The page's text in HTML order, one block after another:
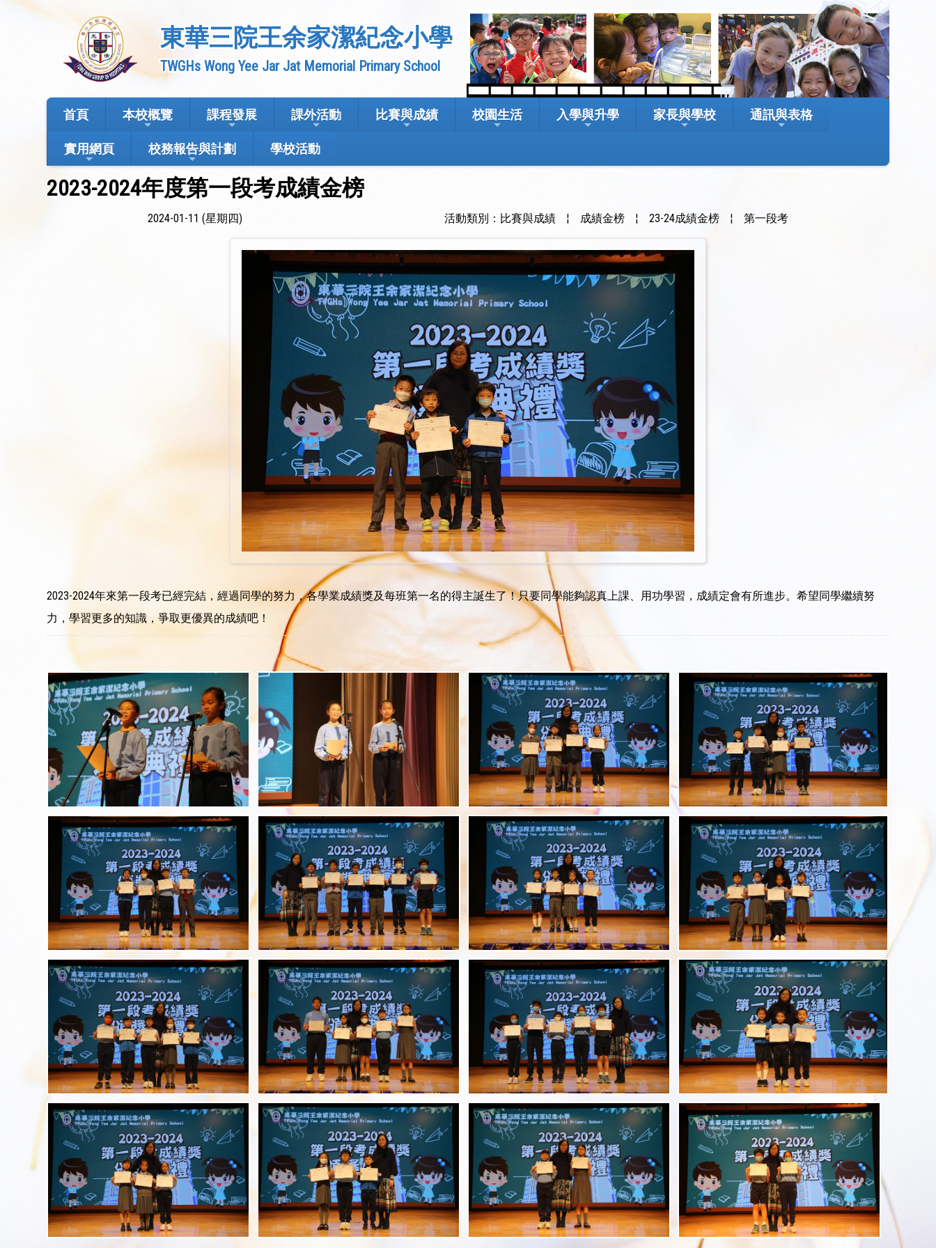
東華三院王余家潔紀念小學
TWGHs Wong Yee Jar Jat Memorial Primary School
首頁 本校概覽 課程發展 課外活動 比賽與成績 校園生活 入學與升學 家長與學校 通訊與表格
實用網頁 校務報告與計劃 學校活動
2023-2024年度第一段考成績金榜
2024-01-11 (星期四) 活動類別：比賽與成績 ¦ 成績金榜 ¦ 23-24成績金榜 ¦ 第一段考
2023-2024年來第一段考已經完結，經過同學的努力，各學業成績獎及每班第一名的得主誕生了！只要同學能夠認真上課、用功學習，成績定會有所進步。希望同學繼續努
力，學習更多的知識，爭取更優異的成績吧！